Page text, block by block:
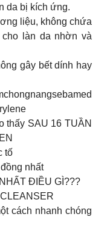
da bị kích ứng.
liệu, không chứa
làn da nhờn và
gây bết dính hay
thấy SAU 16 TUẦN
tố
nhất
ĐIỀU GÌ???
cách nhanh chóng